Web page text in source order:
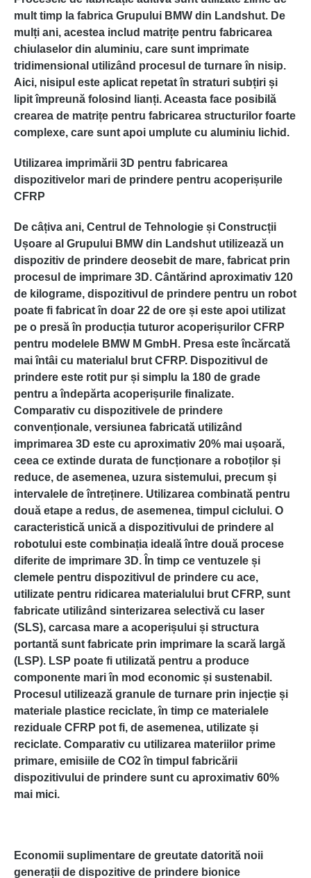
mult timp la fabrica Grupului BMW din Landshut. De
mulți ani, acestea includ matrițe pentru fabricarea
chiulaselor din aluminiu, care sunt imprimate
tridimensional utilizând procesul de turnare în nisip.
Aici, nisipul este aplicat repetat în straturi subțiri și
lipit împreună folosind lianți. Aceasta face posibilă
crearea de matrițe pentru fabricarea structurilor foarte
complexe, care sunt apoi umplute cu aluminiu lichid.
Utilizarea imprimării 3D pentru fabricarea
dispozitivelor mari de prindere pentru acoperișurile
CFRP
De câțiva ani, Centrul de Tehnologie și Construcții
Ușoare al Grupului BMW din Landshut utilizează un
dispozitiv de prindere deosebit de mare, fabricat prin
procesul de imprimare 3D. Cântărind aproximativ 120
de kilograme, dispozitivul de prindere pentru un robot
poate fi fabricat în doar 22 de ore și este apoi utilizat
pe o presă în producția tuturor acoperișurilor CFRP
pentru modelele BMW M GmbH. Presa este încărcată
mai întâi cu materialul brut CFRP. Dispozitivul de
prindere este rotit pur și simplu la 180 de grade
pentru a îndepărta acoperișurile finalizate.
Comparativ cu dispozitivele de prindere
convenționale, versiunea fabricată utilizând
imprimarea 3D este cu aproximativ 20% mai ușoară,
ceea ce extinde durata de funcționare a roboților și
reduce, de asemenea, uzura sistemului, precum și
intervalele de întreținere. Utilizarea combinată pentru
două etape a redus, de asemenea, timpul ciclului. O
caracteristică unică a dispozitivului de prindere al
robotului este combinația ideală între două procese
diferite de imprimare 3D. În timp ce ventuzele și
clemele pentru dispozitivul de prindere cu ace,
utilizate pentru ridicarea materialului brut CFRP, sunt
fabricate utilizând sinterizarea selectivă cu laser
(SLS), carcasa mare a acoperișului și structura
portantă sunt fabricate prin imprimare la scară largă
(LSP). LSP poate fi utilizată pentru a produce
componente mari în mod economic și sustenabil.
Procesul utilizează granule de turnare prin injecție și
materiale plastice reciclate, în timp ce materialele
reziduale CFRP pot fi, de asemenea, utilizate și
reciclate. Comparativ cu utilizarea materiilor prime
primare, emisiile de CO2 în timpul fabricării
dispozitivului de prindere sunt cu aproximativ 60%
mai mici.
Economii suplimentare de greutate datorită noii
generații de dispozitive de prindere bionice